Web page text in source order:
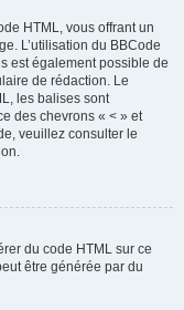
HTML, vous offrant un
L’utilisation du BBCode
est également possible de
de rédaction. Le
les balises sont
des chevrons « < » et
veuillez consulter le
du code HTML sur ce
être générée par du